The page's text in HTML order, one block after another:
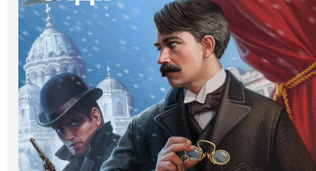
Галерея
Світ Олді